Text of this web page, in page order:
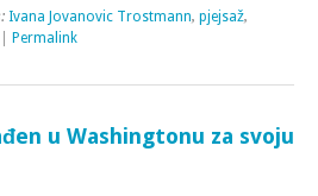
Ivana Jovanovic Trostmann, pjejsaž,
Permalink
u Washingtonu za svoju